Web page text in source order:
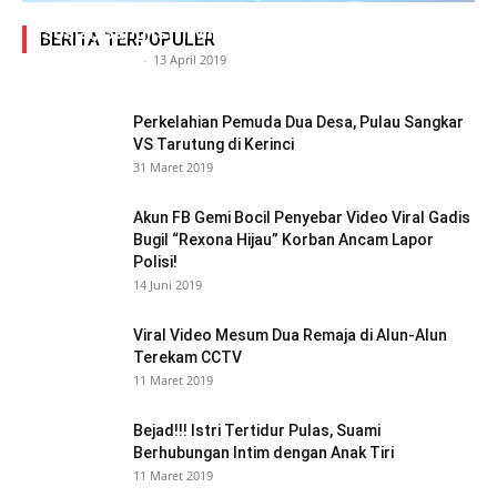
BERITA TERPOPULER
Adegan Ranjang Dua Kadis, Perhubungan Vs
Sosial, Sang Istri Miliki Bukti Video Mesum Hot
- 13 April 2019
Perkelahian Pemuda Dua Desa, Pulau Sangkar
VS Tarutung di Kerinci
31 Maret 2019
Akun FB Gemi Bocil Penyebar Video Viral Gadis
Bugil “Rexona Hijau” Korban Ancam Lapor
Polisi!
14 Juni 2019
Viral Video Mesum Dua Remaja di Alun-Alun
Terekam CCTV
11 Maret 2019
Bejad!!! Istri Tertidur Pulas, Suami
Berhubungan Intim dengan Anak Tiri
11 Maret 2019